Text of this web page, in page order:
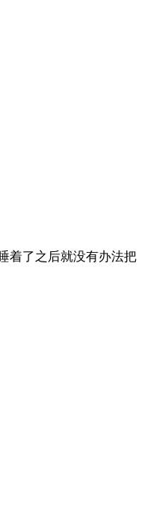
着了之后就没有办法把